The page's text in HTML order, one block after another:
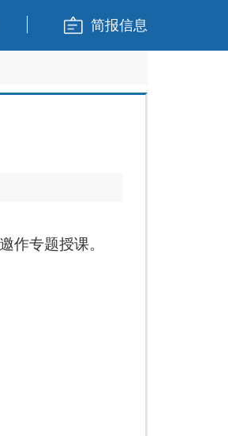
简报信息
作专题授课。